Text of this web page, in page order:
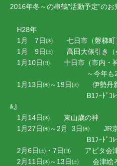
2016年冬～の串鶴”活動予定”のお
H28年
1月 7日㈭ 七日市（磐梯町
1月 9日㈯ 高田大俵引き（会
1月10日㈰ 十日市（市内・神
～今年も2箇所で出
1月13日㈬～19日㈫ 伊勢丹新
B1ﾌｰﾄﾞｺﾚｸｼｮﾝ『
ﾙ』
1月14日㈭ 東山歳の神
1月27日㈬～2月 3日㈬ JR京
B1ﾌｰﾄﾞｺﾚ
2月6日㈯・7日㈰ アピタ会
2月11日㈭～13日㈯ 会津絵ろ